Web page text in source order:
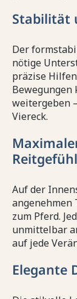
Stabilität
Der
nötige
präzise
Bewegungen
weitergeben
Viereck.
Reitgefühl
Auf der
angenehmen
zum Pferd.
unmittelbar
auf jede
Elegante